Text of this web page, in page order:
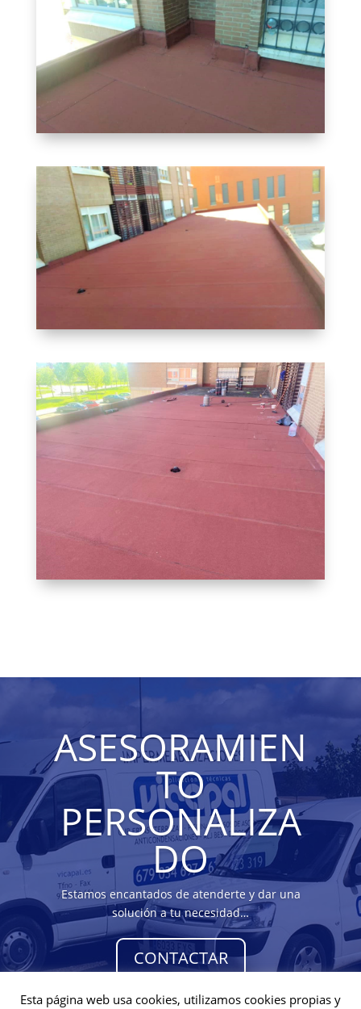
ASESORAMIEN
TO
PERSONALIZA
DO
Estamos encantados de atenderte y dar una
solución a tu necesidad…
CONTACTAR
Esta página web usa cookies, utilizamos cookies propias y